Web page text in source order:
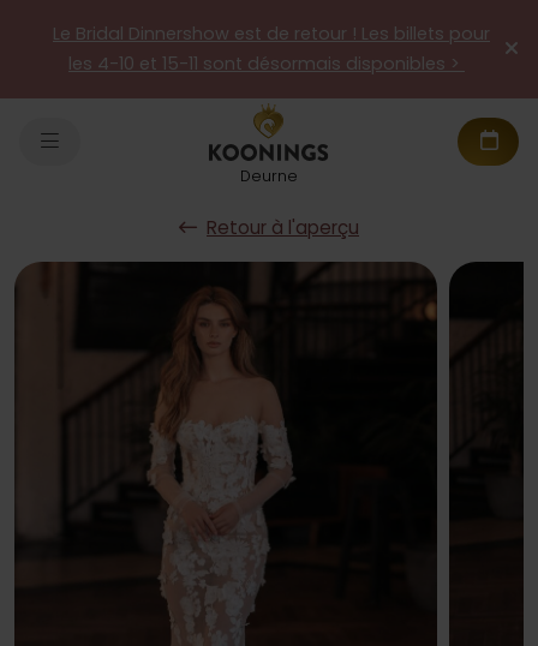
Le Bridal Dinnershow est de retour ! Les billets pour
les 4-10 et 15-11 sont désormais disponibles >
Deurne
Retour à l'aperçu